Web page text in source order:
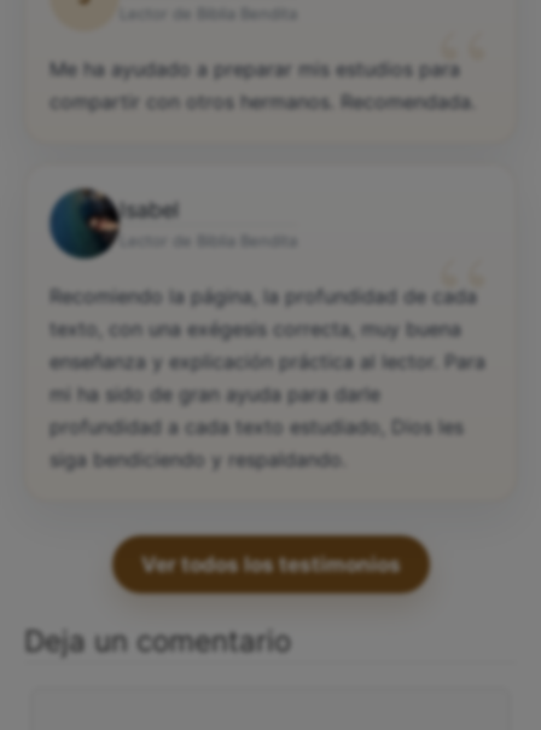
“
Me ha ayudado a preparar mis estudios para
compartir con otros hermanos. Recomendada.
Isabel
“
Recomiendo la página, la profundidad de cada
texto, con una exégesis correcta, muy buena
enseñanza y explicación práctica al lector. Para
mi ha sido de gran ayuda para darle
profundidad a cada texto estudiado, Dios les
siga bendiciendo y respaldando.
Ver todos los testimonios
Deja un comentario